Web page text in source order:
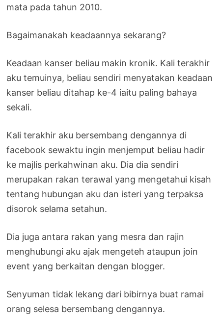
mata pada tahun 2010.
Bagaimanakah keadaannya sekarang?
Keadaan kanser beliau makin kronik. Kali terakhir
aku temuinya, beliau sendiri menyatakan keadaan
kanser beliau ditahap ke-4 iaitu paling bahaya
sekali.
Kali terakhir aku bersembang dengannya di
facebook sewaktu ingin menjemput beliau hadir
ke majlis perkahwinan aku. Dia dia sendiri
merupakan rakan terawal yang mengetahui kisah
tentang hubungan aku dan isteri yang terpaksa
disorok selama setahun.
Dia juga antara rakan yang mesra dan rajin
menghubungi aku ajak mengeteh ataupun join
event yang berkaitan dengan blogger.
Senyuman tidak lekang dari bibirnya buat ramai
orang selesa bersembang dengannya.